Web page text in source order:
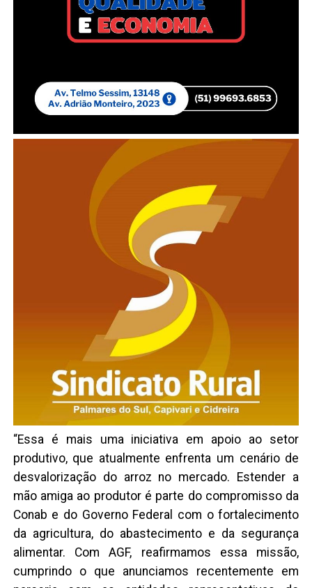
“Essa é mais uma iniciativa em apoio ao setor
produtivo, que atualmente enfrenta um cenário de
desvalorização do arroz no mercado. Estender a
mão amiga ao produtor é parte do compromisso da
Conab e do Governo Federal com o fortalecimento
da agricultura, do abastecimento e da segurança
alimentar. Com AGF, reafirmamos essa missão,
cumprindo o que anunciamos recentemente em